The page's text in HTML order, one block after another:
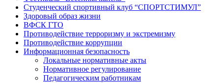
Студенческий спортивный клуб “СПОРТСТИМУЛ”
Здоровый образ жизни
ВФСК ГТО
Противодействие терроризму и экстремизму
Противодействие коррупции
Информационная безопасность
Локальные нормативные акты
Нормативное регулирование
Педагогическим работникам